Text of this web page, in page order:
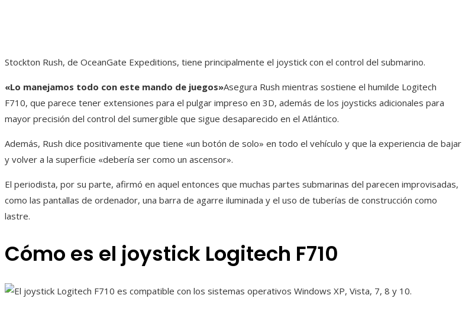
Stockton Rush, de OceanGate Expeditions, tiene principalmente el joystick con el control del submarino.
«Lo manejamos todo con este mando de juegos»Asegura Rush mientras sostiene el humilde Logitech
F710, que parece tener extensiones para el pulgar impreso en 3D, además de los joysticks adicionales para
mayor precisión del control del sumergible que sigue desaparecido en el Atlántico.
Además, Rush dice positivamente que tiene «un botón de solo» en todo el vehículo y que la experiencia de bajar
y volver a la superficie «debería ser como un ascensor».
El periodista, por su parte, afirmó en aquel entonces que muchas partes submarinas del parecen improvisadas,
como las pantallas de ordenador, una barra de agarre iluminada y el uso de tuberías de construcción como
lastre.
Cómo es el joystick Logitech F710